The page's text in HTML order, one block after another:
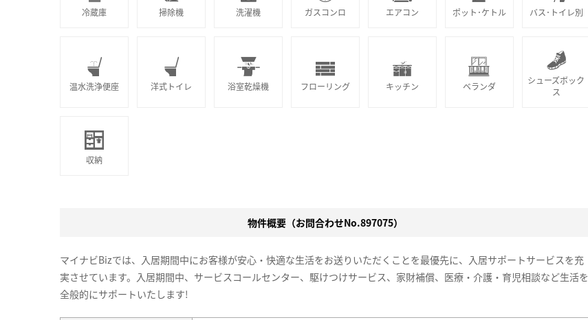
冷蔵庫 掃除機 洗濯機 ガスコンロ エアコン ポット･ケトル バス･トイレ別
温水洗浄便座 洋式トイレ 浴室乾燥機 フローリング キッチン ベランダ
シューズボック
ス
収納
物件概要（お問合わせNo.897075）
マイナビBizでは、入居期間中にお客様が安心・快適な生活をお送りいただくことを最優先に、入居サポートサービスを充
実させています。入居期間中、サービスコールセンター、駆けつけサービス、家財補償、医療・介護・育児相談など生活を
全般的にサポートいたします!